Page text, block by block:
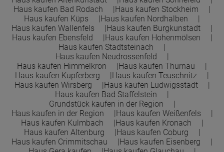
Haus kaufen Bad Rodach
Haus kaufen Stockheim
Haus kaufen Küps
Haus kaufen Nordhalben
Haus kaufen Wallenfels
Haus kaufen Burgkunstadt
Haus kaufen Ebensfeld
Haus kaufen Hohenmölsen
Haus kaufen Stadtsteinach
Haus kaufen Neudrossenfeld
Haus kaufen Himmelkron
Haus kaufen Thurnau
Haus kaufen Kupferberg
Haus kaufen Teuschnitz
Haus kaufen Wirsberg
Haus kaufen Ludwigsstadt
Haus kaufen Bad Staffelstein
Grundstück kaufen in der Region
Haus kaufen in der Region
Haus kaufen Weißenfels
Haus kaufen Kulmbach
Haus kaufen Kronach
Haus kaufen Altenburg
Haus kaufen Coburg
Haus kaufen Crimmitschau
Haus kaufen Eisenberg